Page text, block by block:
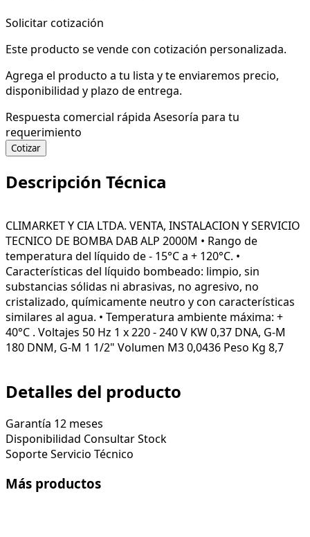
Solicitar cotización
Este producto se vende con cotización personalizada.
Agrega el producto a tu lista y te enviaremos precio,
disponibilidad y plazo de entrega.
Respuesta comercial rápida Asesoría para tu
requerimiento
Cotizar
Descripción Técnica
CLIMARKET Y CIA LTDA. VENTA, INSTALACION Y SERVICIO
TECNICO DE BOMBA DAB ALP 2000M • Rango de
temperatura del líquido de - 15°C a + 120°C. •
Características del líquido bombeado: limpio, sin
substancias sólidas ni abrasivas, no agresivo, no
cristalizado, químicamente neutro y con características
similares al agua. • Temperatura ambiente máxima: +
40°C . Voltajes 50 Hz 1 x 220 - 240 V KW 0,37 DNA, G-M
180 DNM, G-M 1 1/2" Volumen M3 0,0436 Peso Kg 8,7
Detalles del producto
Garantía 12 meses
Disponibilidad Consultar Stock
SoporteServicio Técnico
Más productos